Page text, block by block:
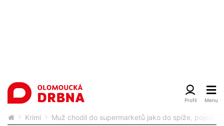
Krimi Muž chodil do supermarketů jako do spíže, pojedl,